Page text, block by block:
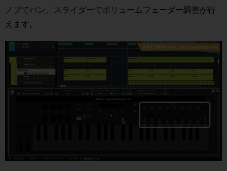
ノブでパン、スライダーでボリュームフェーダー調整が行
えます。